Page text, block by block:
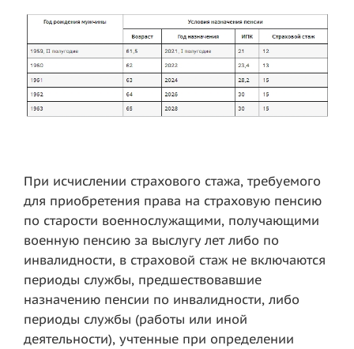
При исчислении страхового стажа, требуемого
для приобретения права на страховую пенсию
по старости военнослужащими, получающими
военную пенсию за выслугу лет либо по
инвалидности, в страховой стаж не включаются
периоды службы, предшествовавшие
назначению пенсии по инвалидности, либо
периоды службы (работы или иной
деятельности), учтенные при определении